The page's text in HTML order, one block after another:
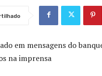
em mensagens do
na imprensa